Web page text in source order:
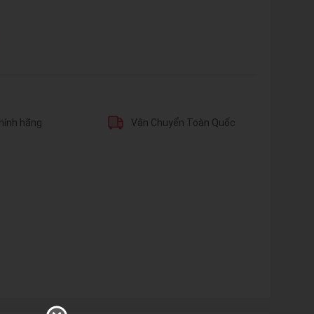
hãng Vận Chuyển Toàn Quốc